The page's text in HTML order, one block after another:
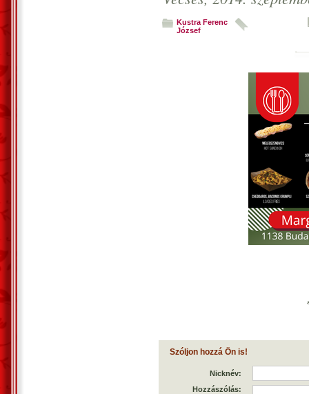
Kustra Ferenc
József
Szóljon hozzá Ön is!
Nicknév:
Hozzászólás: